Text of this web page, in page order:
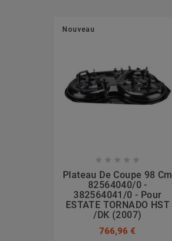
Nouveau
    
Plateau De Coupe 98 Cm
82564040/0 -
382564041/0 - Pour
ESTATE TORNADO HST
/DK (2007)
766,96 €